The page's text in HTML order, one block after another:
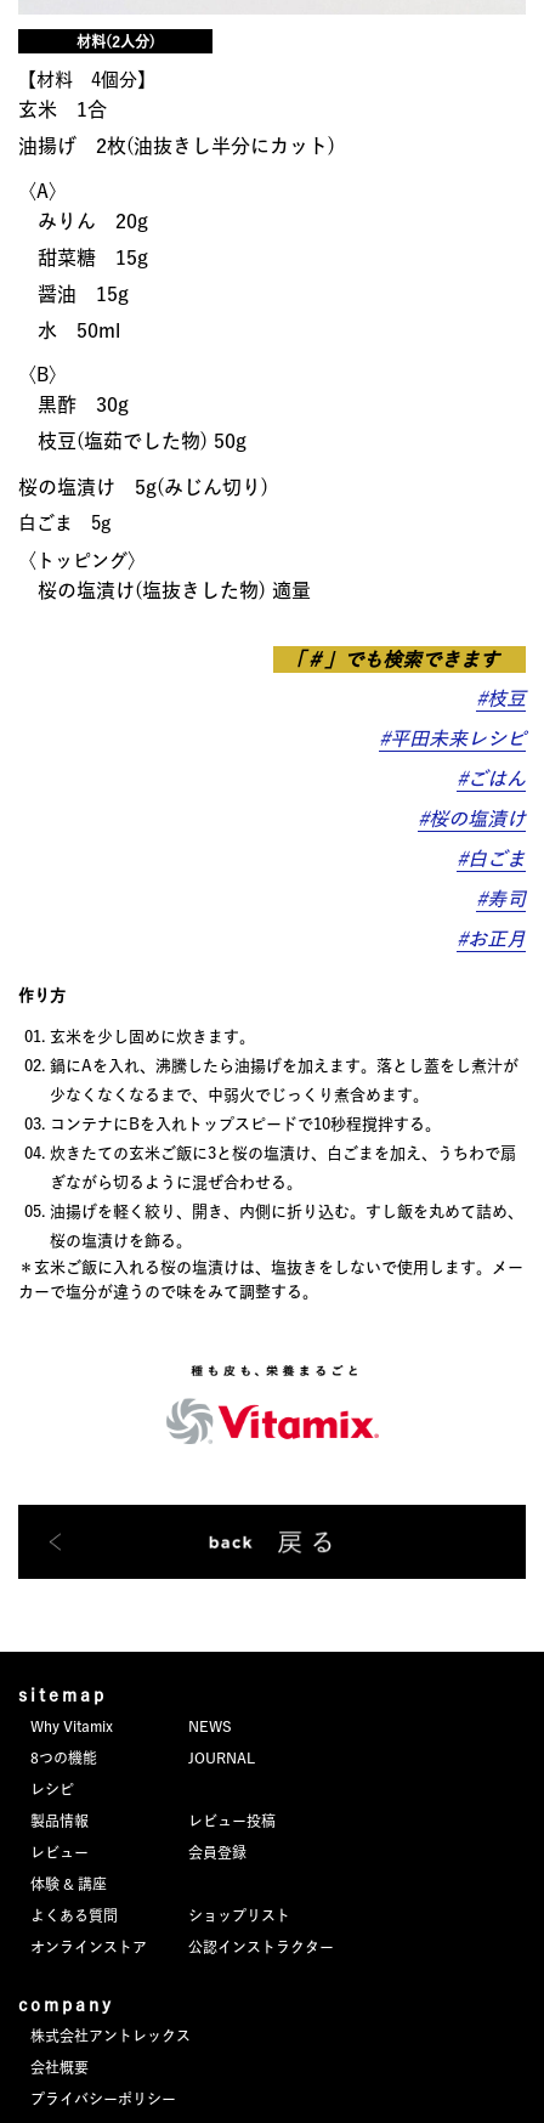
材料(2人分)
【材料 4個分】
玄米 1合
油揚げ 2枚(油抜きし半分にカット)
〈A〉
みりん 20g
甜菜糖 15g
醤油 15g
水 50ml
〈B〉
黒酢 30g
枝豆(塩茹でした物) 50g
桜の塩漬け 5g(みじん切り)
白ごま 5g
〈トッピング〉
桜の塩漬け(塩抜きした物) 適量
「＃」でも検索できます
#枝豆
#平田未来レシピ
#ごはん
#桜の塩漬け
#白ごま
#寿司
#お正月
作り方
玄米を少し固めに炊きます。
鍋にAを入れ、沸騰したら油揚げを加えます。落とし蓋をし煮汁が
少なくなくなるまで、中弱火でじっくり煮含めます。
コンテナにBを入れトップスピードで10秒程撹拌する。
炊きたての玄米ご飯に3と桜の塩漬け、白ごまを加え、うちわで扇
ぎながら切るように混ぜ合わせる。
油揚げを軽く絞り、開き、内側に折り込む。すし飯を丸めて詰め、
桜の塩漬けを飾る。
＊玄米ご飯に入れる桜の塩漬けは、塩抜きをしないで使用します。メー
カーで塩分が違うので味をみて調整する。
sitemap
Why Vitamix
8つの機能
レシピ
製品情報
レビュー
体験 & 講座
よくある質問
オンラインストア
NEWS
JOURNAL
レビュー投稿
会員登録
ショップリスト
公認インストラクター
company
株式会社アントレックス
会社概要
プライバシーポリシー